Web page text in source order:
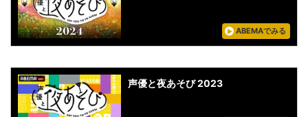
ABEMAでみる
声優と夜あそび 2023